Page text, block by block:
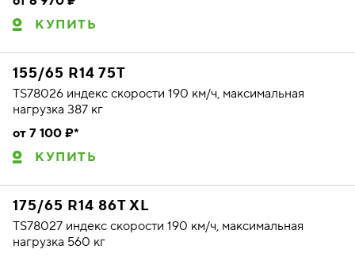
КУПИТЬ
155/65 R14 75T
TS78026 индекс скорости 190 км/ч, максимальная
нагрузка 387 кг
от 7 100 ₽*
КУПИТЬ
175/65 R14 86T XL
TS78027 индекс скорости 190 км/ч, максимальная
нагрузка 560 кг